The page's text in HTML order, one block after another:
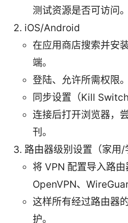
测试资源是否可访问。
iOS/Android
在应用商店搜索并安
端。
登陆、允许所需权限。
同步设置（Kill
连接后打开浏览器，
刊。
路由器级别设置（家用/
将 VPN 配置导入路
OpenVPN、
这样所有经过路由器
护。